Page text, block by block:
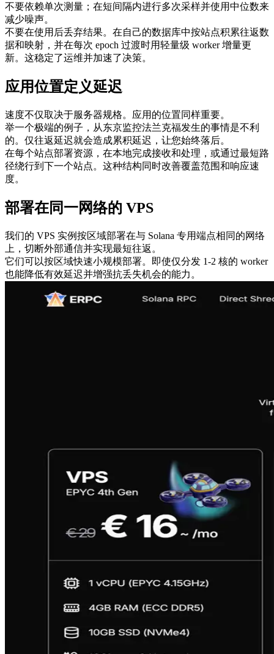
不要依赖单次测量；在短间隔内进行多次采样并使用中位数来
减少噪声。
不要在使用后丢弃结果。在自己的数据库中按站点积累往返数
据和映射，并在每次 epoch 过渡时用轻量级 worker 增量更
新。这稳定了运维并加速了决策。
应用位置定义延迟
速度不仅取决于服务器规格。应用的位置同样重要。
举一个极端的例子，从东京监控法兰克福发生的事情是不利
的。仅往返延迟就会造成累积延迟，让您始终落后。
在每个站点部署资源，在本地完成接收和处理，或通过最短路
径绕行到下一个站点。这种结构同时改善覆盖范围和响应速
度。
部署在同一网络的 VPS
我们的 VPS 实例按区域部署在与 Solana 专用端点相同的网络
上，切断外部通信并实现最短往返。
它们可以按区域快速小规模部署。即使仅分发 1-2 核的 worker
也能降低有效延迟并增强抗丢失机会的能力。